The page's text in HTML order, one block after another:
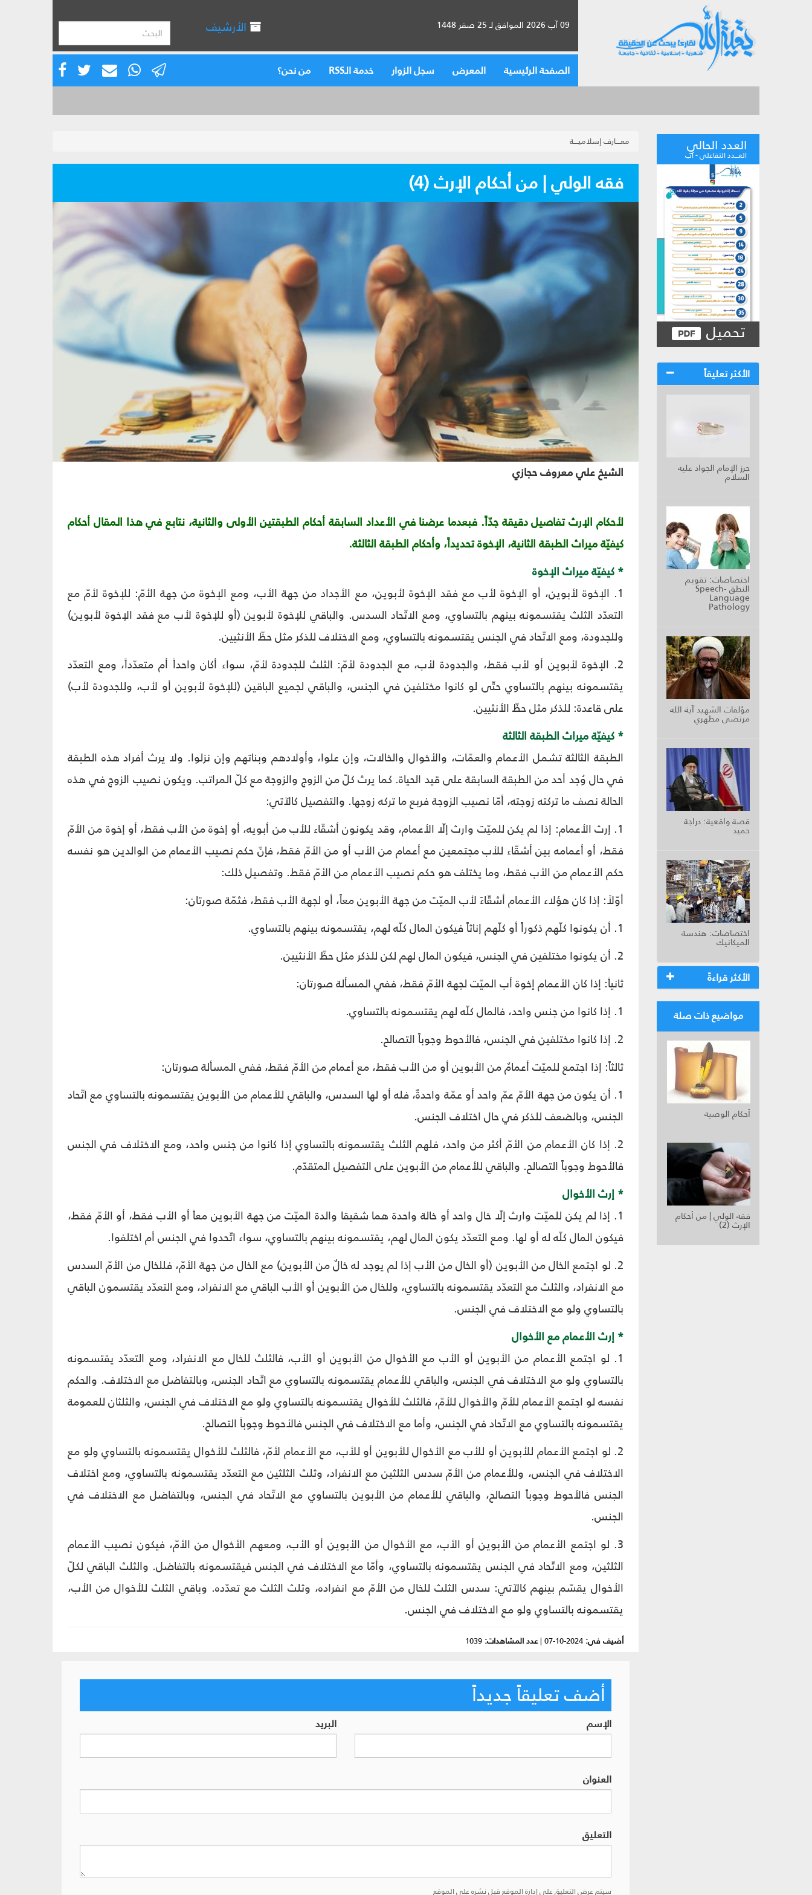
09 آب 2026 الموافق لـ 25 صفر 1448 الأرشيف
الصفحة الرئيسية المعرض سجل الزوار خدمة الـRSS من نحن؟
العدد الحالي
العـــدد التفاعلي - آب
تحميل
الأكثر تعليقاً
حرز الإمام الجواد عليه
السلام
اختصاصات: تقويم
النطق Speech-
Language
Pathology
مؤلفات الشهيد آية الله
مرتضى مطهري
قصة واقعية: دراجة
حميد
اختصاصات: هندسة
الميكانيك
الأكثر قراءةً
مواضيع ذات صلة
أحكام الوصية
فقه الولي | من أحكام
الإرث (2)
معــــارف إسلاميــــة
فقه الولي | من أحكام الإرث (4)
الشيخ علي معروف حجازي
لأحكام الإرث تفاصيل دقيقة جدّاً. فبعدما عرضنا في الأعداد السابقة أحكام الطبقتين الأولى والثانية، نتابع في هذا المقال أحكام
كيفيّة ميراث الطبقة الثانية، الإخوة تحديداً، وأحكام الطبقة الثالثة.
* كيفيّة ميراث الإخوة
1. الإخوة لأبوين، أو الإخوة لأب مع فقد الإخوة لأبوين، مع الأجداد من جهة الأب، ومع الإخوة من جهة الأمّ: للإخوة لأمّ مع
التعدّد الثلث يقتسمونه بينهم بالتساوي، ومع الاتّحاد السدس. والباقي للإخوة لأبوين (أو للإخوة لأب مع فقد الإخوة لأبوين)
وللجدودة، ومع الاتّحاد في الجنس يقتسمونه بالتساوي، ومع الاختلاف للذكر مثل حظّ الأنثيين.
2. الإخوة لأبوين أو لأب فقط، والجدودة لأب، مع الجدودة لأمّ: الثلث للجدودة لأمّ، سواء أكان واحداً أم متعدّداً، ومع التعدّد
يقتسمونه بينهم بالتساوي حتّى لو كانوا مختلفين في الجنس، والباقي لجميع الباقين (للإخوة لأبوين أو لأب، وللجدودة لأب)
على قاعدة: للذكر مثل حظّ الأنثيين.
* كيفيّة ميراث الطبقة الثالثة
الطبقة الثالثة تشمل الأعمام والعمّات، والأخوال والخالات، وإن علوا، وأولادهم وبناتهم وإن نزلوا. ولا يرث أفراد هذه الطبقة
في حال وُجد أحد من الطبقة السابقة على قيد الحياة. كما يرث كلّ من الزوج والزوجة مع كلّ المراتب. ويكون نصيب الزوج في هذه
الحالة نصف ما تركته زوجته، أمّا نصيب الزوجة فربع ما تركه زوجها. والتفصيل كالآتي:
1. إرث الأعمام: إذا لم يكن للميّت وارث إلّا الأعمام، وقد يكونون أشقّاء للأب من أبويه، أو إخوة من الأب فقط، أو إخوة من الأمّ
فقط، أو أعمامه بين أشقّاء للأب مجتمعين مع أعمام من الأب أو من الأمّ فقط، فإنّ حكم نصيب الأعمام من الوالدين هو نفسه
حكم الأعمام من الأب فقط، وما يختلف هو حكم نصيب الأعمام من الأمّ فقط. وتفصيل ذلك:
أوّلاً: إذا كان هؤلاء الأعمام أشقّاءَ لأب الميّت من جهة الأبوين معاً، أو لجهة الأب فقط، فثمّة صورتان:
1. أن يكونوا كلّهم ذكوراً أو كلّهم إناثاً فيكون المال كلّه لهم، يقتسمونه بينهم بالتساوي.
2. أن يكونوا مختلفين في الجنس، فيكون المال لهم لكن للذكر مثل حظّ الأنثيين.
ثانياً: إذا كان الأعمام إخوة أب الميّت لجهة الأمّ فقط، ففي المسألة صورتان:
1. إذا كانوا من جنس واحد، فالمال كلّه لهم يقتسمونه بالتساوي.
2. إذا كانوا مختلفين في الجنس، فالأحوط وجوباً التصالح.
ثالثاً: إذا اجتمع للميّت أعمامٌ من الأبوين أو من الأب فقط، مع أعمام من الأمّ فقط، ففي المسألة صورتان:
1. أن يكون من جهة الأمّ عمّ واحد أو عمّة واحدةٌ، فله أو لها السدس، والباقي للأعمام من الأبوين يقتسمونه بالتساوي مع اتّحاد
الجنس، وبالضعف للذكر في حال اختلاف الجنس.
2. إذا كان الأعمام من الأمّ أكثر من واحد، فلهم الثلث يقتسمونه بالتساوي إذا كانوا من جنس واحد، ومع الاختلاف في الجنس
فالأحوط وجوباً التصالح. والباقي للأعمام من الأبوين على التفصيل المتقدّم.
* إرث الأخوال
1. إذا لم يكن للميّت وارث إلّا خال واحد أو خالة واحدة هما شقيقا والدة الميّت من جهة الأبوين معاً أو الأب فقط، أو الأمّ فقط،
فيكون المال كلّه له أو لها. ومع التعدّد يكون المال لهم، يقتسمونه بينهم بالتساوي، سواء اتّحدوا في الجنس أم اختلفوا.
2. لو اجتمع الخال من الأبوين (أو الخال من الأب إذا لم يوجد له خالٌ من الأبوين) مع الخال من جهة الأمّ، فللخال من الأمّ السدس
مع الانفراد، والثلث مع التعدّد يقتسمونه بالتساوي، وللخال من الأبوين أو الأب الباقي مع الانفراد، ومع التعدّد يقتسمون الباقي
بالتساوي ولو مع الاختلاف في الجنس.
* إرث الأعمام مع الأخوال
1. لو اجتمع الأعمام من الأبوين أو الأب مع الأخوال من الأبوين أو الأب، فالثلث للخال مع الانفراد، ومع التعدّد يقتسمونه
بالتساوي ولو مع الاختلاف في الجنس، والباقي للأعمام يقتسمونه بالتساوي مع اتّحاد الجنس، وبالتفاضل مع الاختلاف. والحكم
نفسه لو اجتمع الأعمام للأمّ والأخوال للأمّ، فالثلث للأخوال يقتسمونه بالتساوي ولو مع الاختلاف في الجنس، والثلثان للعمومة
يقتسمونه بالتساوي مع الاتّحاد في الجنس، وأما مع الاختلاف في الجنس فالأحوط وجوباً التصالح.
2. لو اجتمع الأعمام للأبوين أو للأب مع الأخوال للأبوين أو للأب، مع الأعمام لأمّ، فالثلث للأخوال يقتسمونه بالتساوي ولو مع
الاختلاف في الجنس، وللأعمام من الأمّ سدس الثلثين مع الانفراد، وثلث الثلثين مع التعدّد يقتسمونه بالتساوي، ومع اختلاف
الجنس فالأحوط وجوباً التصالح، والباقي للأعمام من الأبوين بالتساوي مع الاتّحاد في الجنس، وبالتفاضل مع الاختلاف في
الجنس.
3. لو اجتمع الأعمام من الأبوين أو الأب، مع الأخوال من الأبوين أو الأب، ومعهم الأخوال من الأمّ، فيكون نصيب الأعمام
الثلثين، ومع الاتّحاد في الجنس يقتسمونه بالتساوي، وأمّا مع الاختلاف في الجنس فيقتسمونه بالتفاضل. والثلث الباقي لكلّ
الأخوال يقسّم بينهم كالآتي: سدس الثلث للخال من الأمّ مع انفراده، وثلث الثلث مع تعدّده. وباقي الثلث للأخوال من الأب،
يقتسمونه بالتساوي ولو مع الاختلاف في الجنس.
أضيف في: 2024-10-07
|عدد المشاهدات: 1039
أضف تعليقاً جديداً
الإسم البريد
العنوان
التعليق
سيتم عرض التعليق على إدارة الموقع قبل نشره على الموقع